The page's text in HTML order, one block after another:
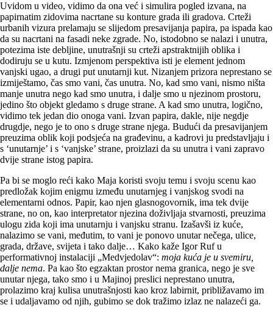
Uvidom u video, vidimo da ona već i simulira pogled izvana, na
papirnatim zidovima nacrtane su konture grada ili gradova. Crteži
urbanih vizura prelamaju se slijedom presavijanja papira, pa ispada kao
da su nacrtani na fasadi neke zgrade. No, istodobno se nalazi i unutra,
potezima iste debljine, unutrašnji su crteži apstraktnijih oblika i
dodiruju se u kutu. Izmjenom perspektiva isti je element jednom
vanjski ugao, a drugi put unutarnji kut. Nizanjem prizora neprestano se
izmiještamo, čas smo vani, čas unutra. No, kad smo vani, nismo ništa
manje unutra nego kad smo unutra, i dalje smo u njezinom prostoru,
jedino što objekt gledamo s druge strane. A kad smo unutra, logično,
vidimo tek jedan dio onoga vani. Izvan papira, dakle, nije negdje
drugdje, nego je to ono s druge strane njega. Budući da presavijanjem
preuzima oblik koji podsjeća na građevinu, a kadrovi ju predstavljaju i
s ‘unutarnje’ i s ‘vanjske’ strane, proizlazi da su unutra i vani zapravo
dvije strane istog papira.
Pa bi se moglo reći kako Maja koristi svoju temu i svoju scenu kao
predložak kojim enigmu između unutarnjeg i vanjskog svodi na
elementarni odnos. Papir, kao njen glasnogovornik, ima tek dvije
strane, no on, kao interpretator njezina doživljaja stvarnosti, preuzima
ulogu zida koji ima unutarnju i vanjsku stranu. Izašavši iz kuće,
nalazimo se vani, međutim, to vani je ponovo unutar nečega, ulice,
grada, države, svijeta i tako dalje… Kako kaže Igor Ruf u
performativnoj instalaciji „Medvjedolav“: moja kuća je u svemiru,
dalje nema. Pa kao što egzaktan prostor nema granica, nego je sve
unutar njega, tako smo i u Majinoj preslici neprestano unutra,
prolazimo kraj kulisa unutrašnjosti kao kroz labirnit, približavamo im
se i udaljavamo od njih, gubimo se dok tražimo izlaz ne nalazeći ga.